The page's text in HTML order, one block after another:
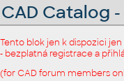
CAD Catalog
Tento blok jen k dispozici
- bezplatná registrace a
(for CAD forum members